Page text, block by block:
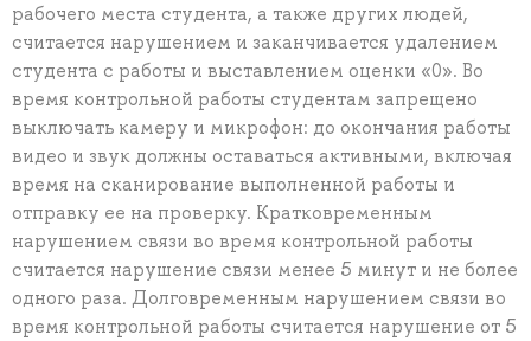
рабочего места студента, а также других людей,
считается нарушением и заканчивается удалением
студента с работы и выставлением оценки «0». Во
время контрольной работы студентам запрещено
выключать камеру и микрофон: до окончания работы
видео и звук должны оставаться активными, включая
время на сканирование выполненной работы и
отправку ее на проверку. Кратковременным
нарушением связи во время контрольной работы
считается нарушение связи менее 5 минут и не более
одного раза. Долговременным нарушением связи во
время контрольной работы считается нарушение от 5